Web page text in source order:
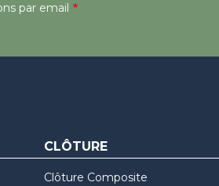
par email
CLÔTURE
Clôture Composite